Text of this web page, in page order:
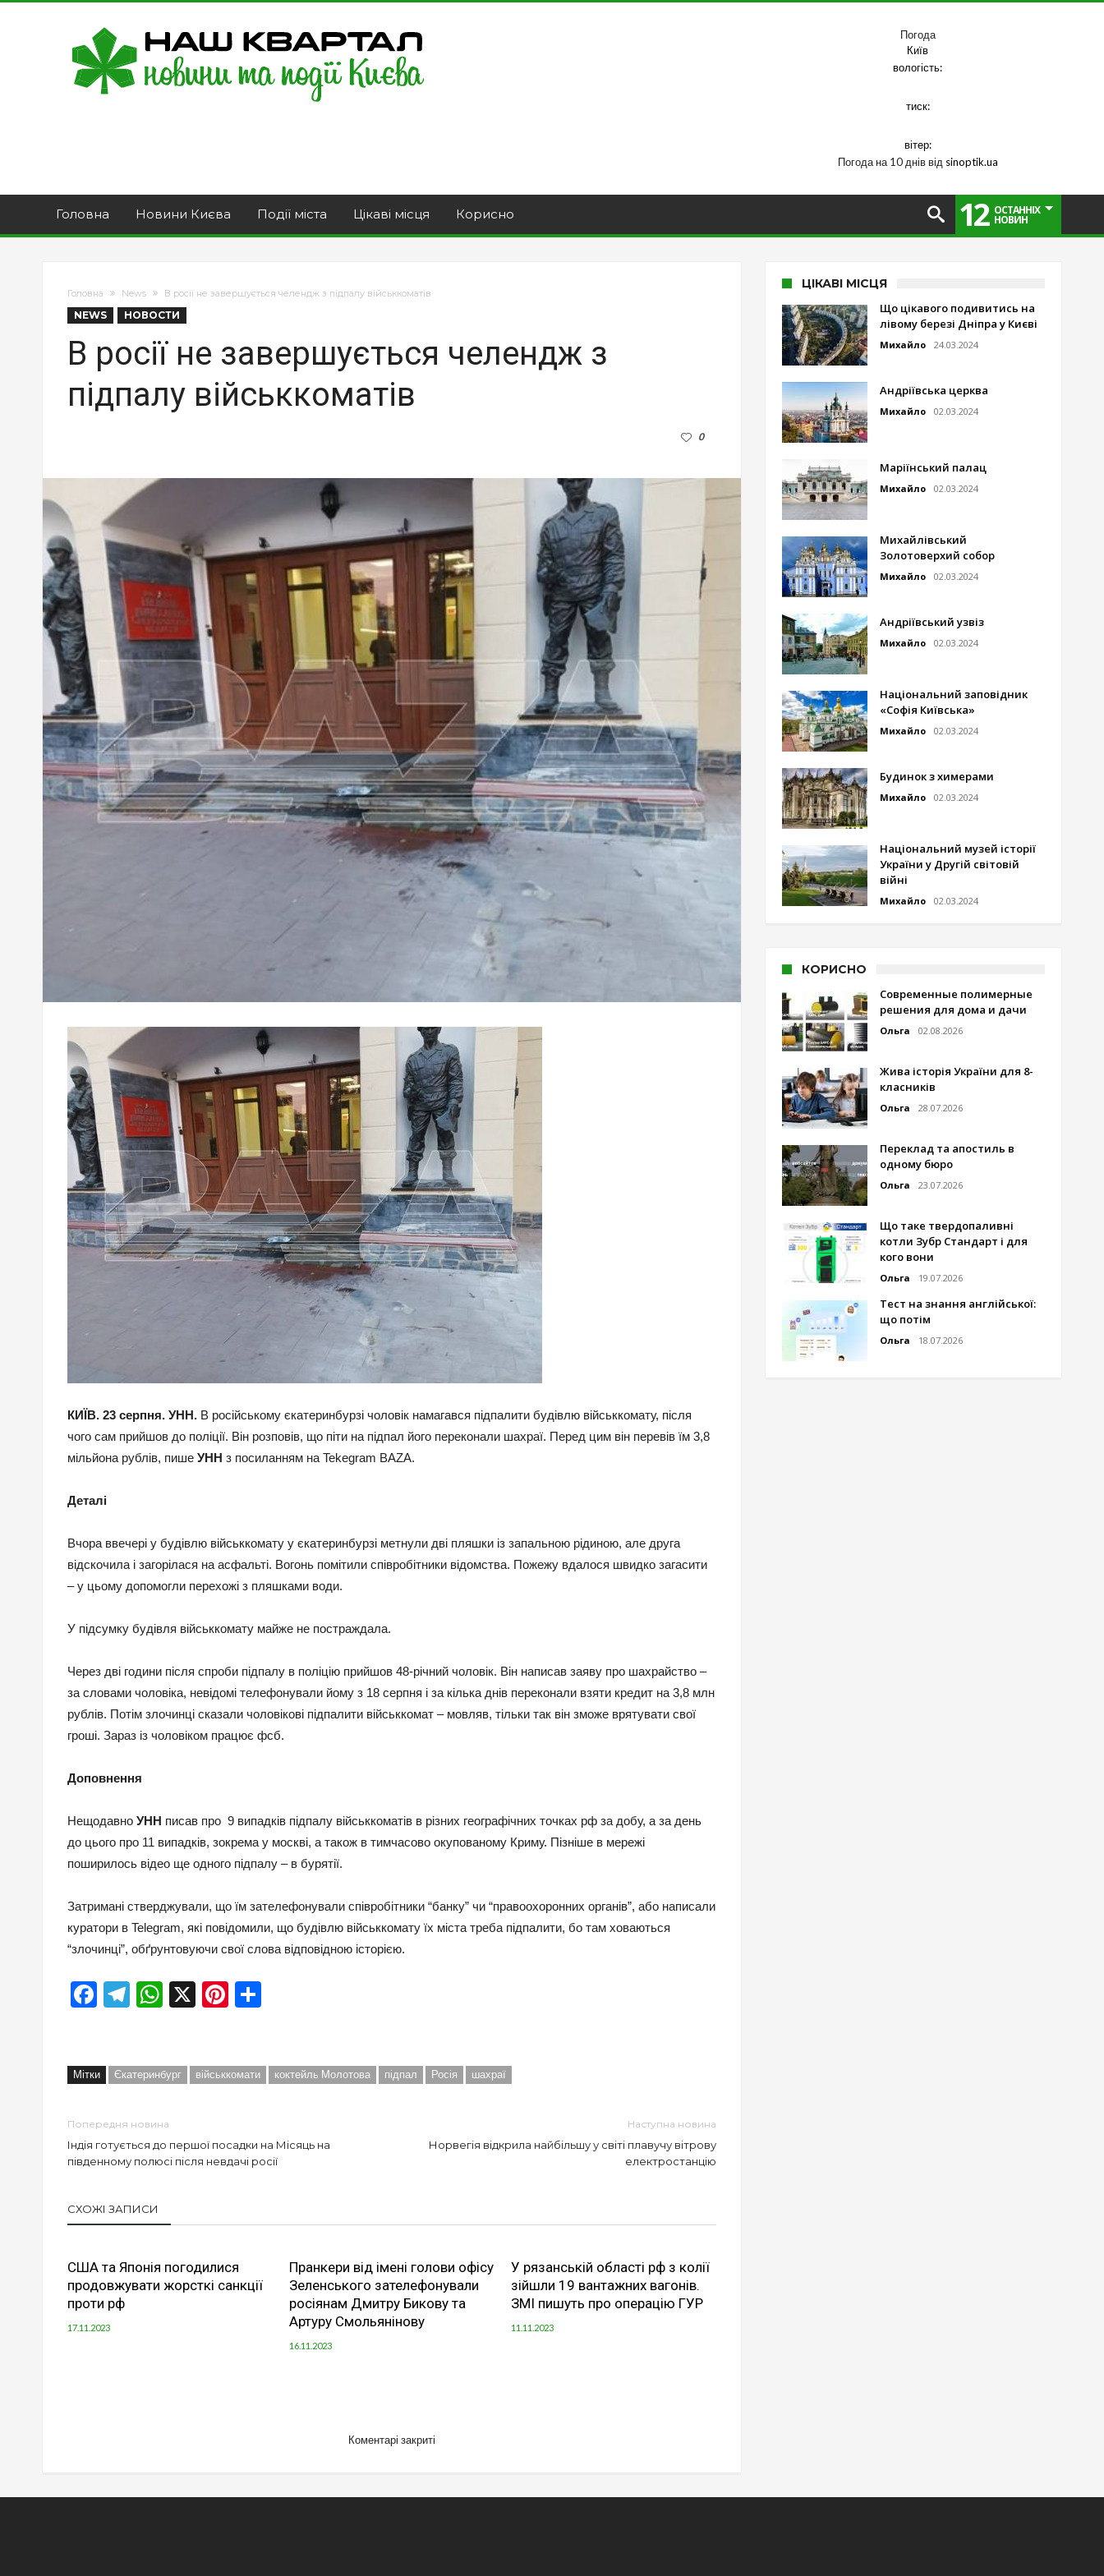
Погода
Київ
вологість:
тиск:
вітер:
Погода на 10 днів від sinoptik.ua
Головна Новини Києва Події міста Цікаві місця Корисно 12 ОСТАННІХ
НОВИН
Головна News В росії не завершується челендж з підпалу військкоматів
NEWS НОВОСТИ
В росії не завершується челендж з
підпалу військкоматів
0
КИЇВ. 23 серпня. УНН. В російському єкатеринбурзі чоловік намагався підпалити будівлю військкомату, після
чого сам прийшов до поліції. Він розповів, що піти на підпал його переконали шахраї. Перед цим він перевів їм 3,8
мільйона рублів, пише УНН з посиланням на Tekegram BAZA.
Деталі
Вчора ввечері у будівлю військкомату у єкатеринбурзі метнули дві пляшки із запальною рідиною, але друга
відскочила і загорілася на асфальті. Вогонь помітили співробітники відомства. Пожежу вдалося швидко загасити
– у цьому допомогли перехожі з пляшками води.
У підсумку будівля військкомату майже не постраждала.
Через дві години після спроби підпалу в поліцію прийшов 48-річний чоловік. Він написав заяву про шахрайство –
за словами чоловіка, невідомі телефонували йому з 18 серпня і за кілька днів переконали взяти кредит на 3,8 млн
рублів. Потім злочинці сказали чоловікові підпалити військкомат – мовляв, тільки так він зможе врятувати свої
гроші. Зараз із чоловіком працює фсб.
Доповнення
Нещодавно УНН писав про 9 випадків підпалу військкоматів в різних географічних точках рф за добу, а за день
до цього про 11 випадків, зокрема у москві, а також в тимчасово окупованому Криму. Пізніше в мережі
поширилось відео ще одного підпалу – в бурятії.
Затримані стверджували, що їм зателефонували співробітники “банку” чи “правоохоронних органів”, або написали
куратори в Telegram, які повідомили, що будівлю військкомату їх міста треба підпалити, бо там ховаються
“злочинці”, обґрунтовуючи свої слова відповідною історією.
Facebook
Telegram
WhatsApp
X Pinterest
Мітки Єкатеринбург військкомати коктейль Молотова підпал Росія шахраї
Попередня новина
Індія готується до першої посадки на Місяць на
південному полюсі після невдачі росії
Наступна новина
Норвегія відкрила найбільшу у світі плавучу вітрову
електростанцію
СХОЖІ ЗАПИСИ
США та Японія погодилися
продовжувати жорсткі санкції
проти рф
17.11.2023
Пранкери від імені голови офісу
Зеленського зателефонували
росіянам Дмитру Бикову та
Артуру Смольянінову
16.11.2023
У рязанській області рф з колії
зійшли 19 вантажних вагонів.
ЗМІ пишуть про операцію ГУР
11.11.2023
Коментарі закриті
ЦІКАВІ МІСЦЯ
Що цікавого подивитись на
лівому березі Дніпра у Києві
Михайло 24.03.2024
Андріївська церква
Михайло 02.03.2024
Маріїнський палац
Михайло 02.03.2024
Михайлівський
Золотоверхий собор
Михайло 02.03.2024
Андріївський узвіз
Михайло 02.03.2024
Національний заповідник
«Софія Київська»
Михайло 02.03.2024
Будинок з химерами
Михайло 02.03.2024
Національний музей історії
України у Другій світовій
війні
Михайло 02.03.2024
КОРИСНО
Современные полимерные
решения для дома и дачи
Ольга 02.08.2026
Жива історія України для 8-
класників
Ольга 28.07.2026
Переклад та апостиль в
одному бюро
Ольга 23.07.2026
Що таке твердопаливні
котли Зубр Стандарт і для
кого вони
Ольга 19.07.2026
Тест на знання англійської:
що потім
Ольга 18.07.2026